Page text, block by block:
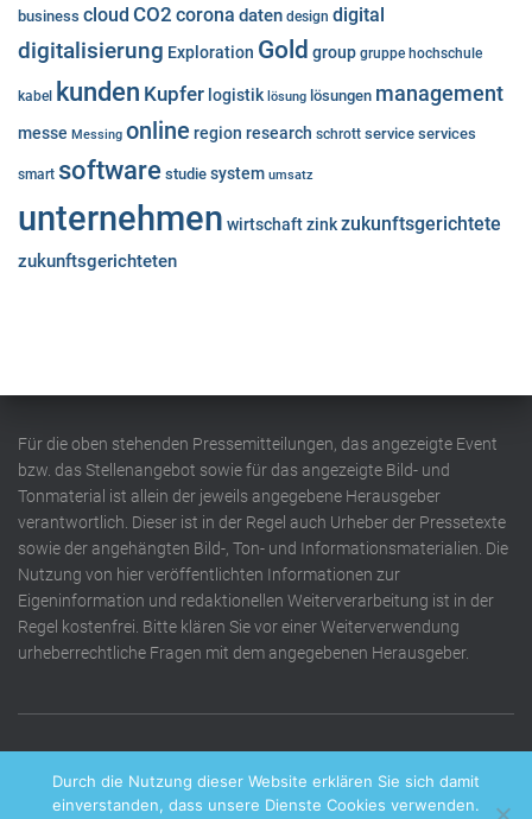
business cloud CO2 corona daten design digital
digitalisierung Exploration Gold group gruppe hochschule
kabel kunden Kupfer logistik lösung lösungen management
messe Messing online region research schrott service services
smart software studie system umsatz
unternehmen wirtschaftzinkzukunftsgerichtete
zukunftsgerichteten
Für die oben stehenden Pressemitteilungen, das angezeigte Event
bzw. das Stellenangebot sowie für das angezeigte Bild- und
Tonmaterial ist allein der jeweils angegebene Herausgeber
verantwortlich. Dieser ist in der Regel auch Urheber der Pressetexte
sowie der angehängten Bild-, Ton- und Informationsmaterialien. Die
Nutzung von hier veröffentlichten Informationen zur
Eigeninformation und redaktionellen Weiterverarbeitung ist in der
Regel kostenfrei. Bitte klären Sie vor einer Weiterverwendung
urheberrechtliche Fragen mit dem angegebenen Herausgeber.
Durch die Nutzung dieser Website erklären Sie sich damit
einverstanden, dass unsere Dienste Cookies verwenden.